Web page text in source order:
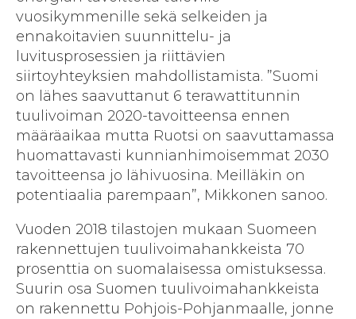
vuosikymmenille sekä selkeiden ja
ennakoitavien suunnittelu- ja
luvitusprosessien ja riittävien
siirtoyhteyksien mahdollistamista. ”Suomi
on lähes saavuttanut 6 terawattitunnin
tuulivoiman 2020-tavoitteensa ennen
määräaikaa mutta Ruotsi on saavuttamassa
huomattavasti kunnianhimoisemmat 2030
tavoitteensa jo lähivuosina. Meilläkin on
potentiaalia parempaan”, Mikkonen sanoo.
Vuoden 2018 tilastojen mukaan Suomeen
rakennettujen tuulivoimahankkeista 70
prosenttia on suomalaisessa omistuksessa.
Suurin osa Suomen tuulivoimahankkeista
on rakennettu Pohjois-Pohjanmaalle, jonne